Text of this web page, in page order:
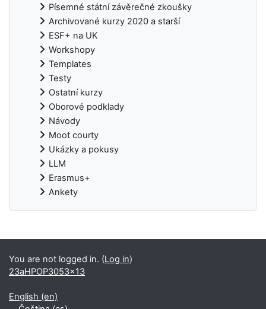
Písemné státní závěrečné zkoušky
Archivované kurzy 2020 a starší
ESF+ na UK
Workshopy
Templates
Testy
Ostatní kurzy
Oborové podklady
Návody
Moot courty
Ukázky a pokusy
LLM
Erasmus+
Ankety
Supplementary blocks
You are not logged in. (Log in)
23aHPOP3053x13
English ‎(en)‎